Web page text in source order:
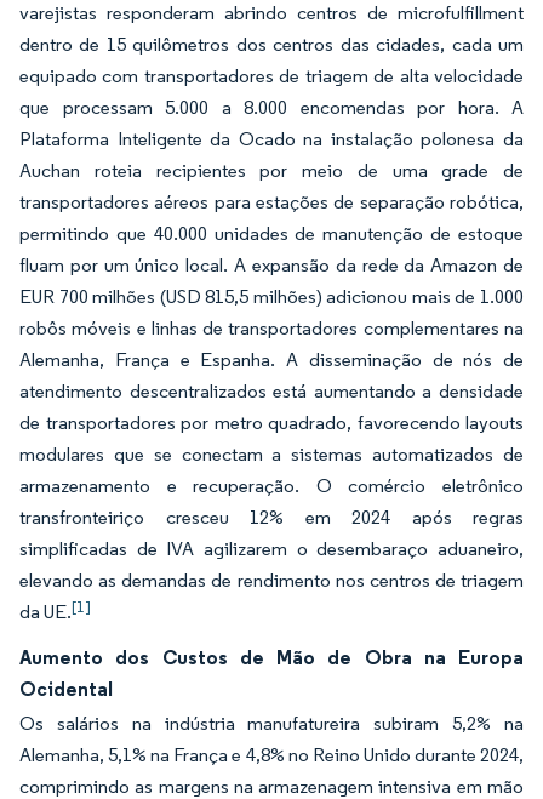
varejistas responderam abrindo centros de microfulfillment
dentro de 15 quilômetros dos centros das cidades, cada um
equipado com transportadores de triagem de alta velocidade
que processam 5.000 a 8.000 encomendas por hora. A
Plataforma Inteligente da Ocado na instalação polonesa da
Auchan roteia recipientes por meio de uma grade de
transportadores aéreos para estações de separação robótica,
permitindo que 40.000 unidades de manutenção de estoque
fluam por um único local. A expansão da rede da Amazon de
EUR 700 milhões (USD 815,5 milhões) adicionou mais de 1.000
robôs móveis e linhas de transportadores complementares na
Alemanha, França e Espanha. A disseminação de nós de
atendimento descentralizados está aumentando a densidade
de transportadores por metro quadrado, favorecendo layouts
modulares que se conectam a sistemas automatizados de
armazenamento e recuperação. O comércio eletrônico
transfronteiriço cresceu 12% em 2024 após regras
simplificadas de IVA agilizarem o desembaraço aduaneiro,
elevando as demandas de rendimento nos centros de triagem
da UE.[1]
Aumento dos Custos de Mão de Obra na Europa
Ocidental
Os salários na indústria manufatureira subiram 5,2% na
Alemanha, 5,1% na França e 4,8% no Reino Unido durante 2024,
comprimindo as margens na armazenagem intensiva em mão